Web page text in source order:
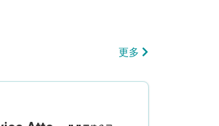
更多